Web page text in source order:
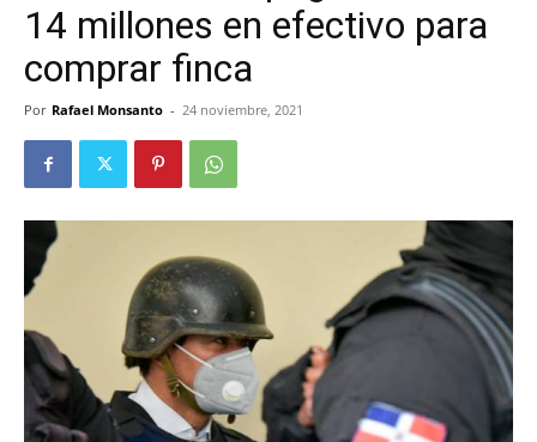
14 millones en efectivo para
comprar finca
Por Rafael Monsanto - 24 noviembre, 2021